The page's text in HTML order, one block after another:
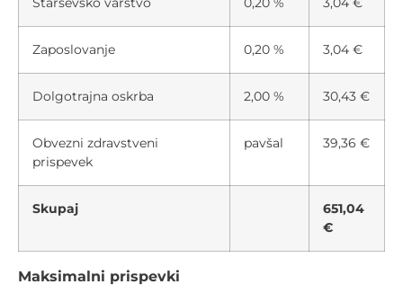
Zaposlovanje 0,20 % 3,04 €
Dolgotrajna oskrba 2,00 % 30,43 €
Obvezni zdravstveni
prispevek
pavšal 39,36 €
Skupaj
651,04
€
Maksimalni prispevki